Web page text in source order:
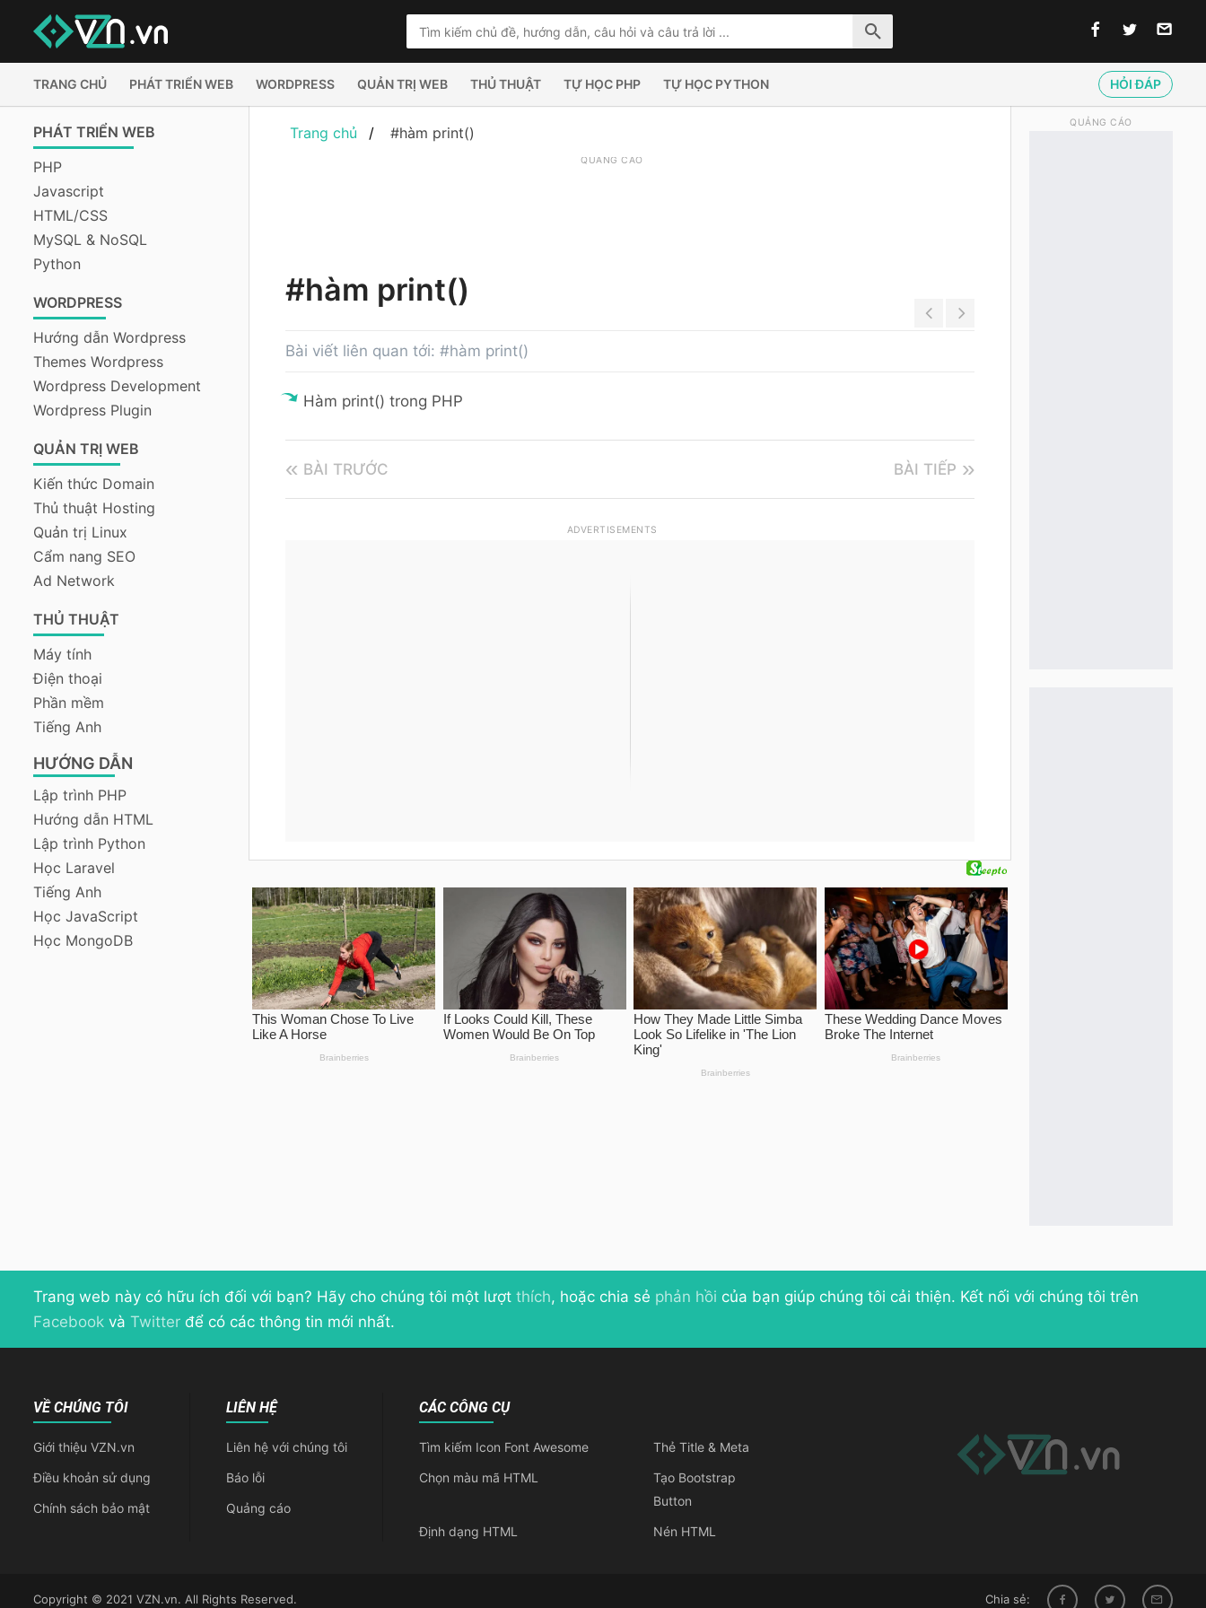
TRANG CHỦ PHÁT TRIỂN WEB WORDPRESS QUẢN TRỊ WEB THỦ THUẬT TỰ HỌC PHP TỰ HỌC PYTHON HỎI ĐÁP
PHÁT TRIỂN WEB
PHP
Javascript
HTML/CSS
MySQL & NoSQL
Python
WORDPRESS
Hướng dẫn Wordpress
Themes Wordpress
Wordpress Development
Wordpress Plugin
QUẢN TRỊ WEB
Kiến thức Domain
Thủ thuật Hosting
Quản trị Linux
Cẩm nang SEO
Ad Network
THỦ THUẬT
Máy tính
Điện thoại
Phần mềm
Tiếng Anh
HƯỚNG DẪN
Lập trình PHP
Hướng dẫn HTML
Lập trình Python
Học Laravel
Tiếng Anh
Học JavaScript
Học MongoDB
Trang chủ #hàm print()
QUẢNG CÁO
#hàm print()
Bài viết liên quan tới: #hàm print()
Hàm print() trong PHP
BÀI TRƯỚC BÀI TIẾP
ADVERTISEMENTS
QUẢNG CÁO
Trang web này có hữu ích đối với bạn? Hãy cho chúng tôi một lượt thích, hoặc chia sẻ phản hồi của bạn giúp chúng tôi cải thiện. Kết nối với chúng tôi trên
Facebook và Twitter để có các thông tin mới nhất.
VỀ CHÚNG TÔI
Giới thiệu VZN.vn
Điều khoản sử dụng
Chính sách bảo mật
LIÊN HỆ
Liên hệ với chúng tôi
Báo lỗi
Quảng cáo
CÁC CÔNG CỤ
Tìm kiếm Icon Font Awesome
Thẻ Title & Meta
Chọn màu mã HTML
Tạo Bootstrap
Button
Định dạng HTML
Nén HTML
Copyright © 2021 VZN.vn. All Rights Reserved. Chia sẻ: